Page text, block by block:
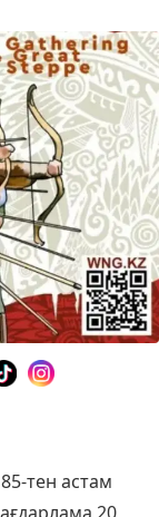
тен астам